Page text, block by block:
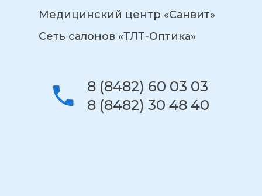
Медицинский центр «Санвит»
Сеть салонов «ТЛТ-Оптика»
8 (8482) 60 03 03
8 (8482) 30 48 40